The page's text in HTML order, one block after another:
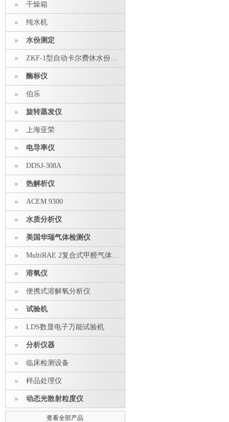
干燥箱
纯水机
水份测定
ZKF-1型自动卡尔费休水份测定仪
酶标仪
伯乐
旋转蒸发仪
上海亚荣
电导率仪
DDSJ-308A
热解析仪
ACEM 9300
水质分析仪
美国华瑞气体检测仪
MultiRAE 2复合式甲醛气体探测器
溶氧仪
便携式溶解氧分析仪
试验机
LDS数显电子万能试验机
分析仪器
临床检测设备
样品处理仪
动态光散射粒度仪
查看全部产品